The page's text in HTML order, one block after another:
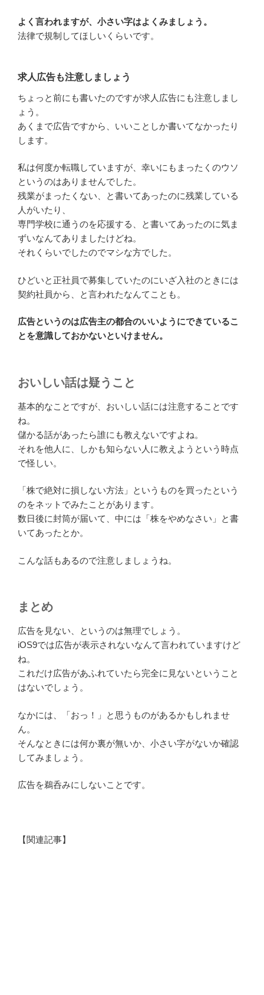
よく言われますが、小さい字はよくみましょう。
法律で規制してほしいくらいです。
求人広告も注意しましょう
ちょっと前にも書いたのですが求人広告にも注意しまし
ょう。
あくまで広告ですから、いいことしか書いてなかったり
します。
私は何度か転職していますが、幸いにもまったくのウソ
というのはありませんでした。
残業がまったくない、と書いてあったのに残業している
人がいたり、
専門学校に通うのを応援する、と書いてあったのに気ま
ずいなんてありましたけどね。
それくらいでしたのでマシな方でした。
ひどいと正社員で募集していたのにいざ入社のときには
契約社員から、と言われたなんてことも。
広告というのは広告主の都合のいいようにできているこ
とを意識しておかないといけません。
おいしい話は疑うこと
基本的なことですが、おいしい話には注意することです
ね。
儲かる話があったら誰にも教えないですよね。
それを他人に、しかも知らない人に教えようという時点
で怪しい。
「株で絶対に損しない方法」というものを買ったという
のをネットでみたことがあります。
数日後に封筒が届いて、中には「株をやめなさい」と書
いてあったとか。
こんな話もあるので注意しましょうね。
まとめ
広告を見ない、というのは無理でしょう。
iOS9では広告が表示されないなんて言われていますけど
ね。
これだけ広告があふれていたら完全に見ないということ
はないでしょう。
なかには、「おっ！」と思うものがあるかもしれませ
ん。
そんなときには何か裏が無いか、小さい字がないか確認
してみましょう。
広告を鵜呑みにしないことです。
【関連記事】